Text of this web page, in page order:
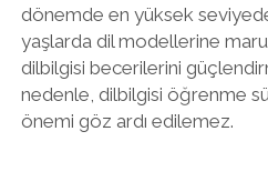
dönemde en yüksek
yaşlarda dil modellerine
dilbilgisi becerilerini
nedenle, dilbilgisi öğrenme
önemi göz ardı edilemez.